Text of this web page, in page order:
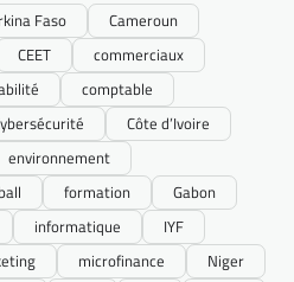
Faso
Cameroun
CEET
commerciaux
comptable
Côte d’Ivoire
environnement
formation
Gabon
informatique
IYF
microfinance
Niger